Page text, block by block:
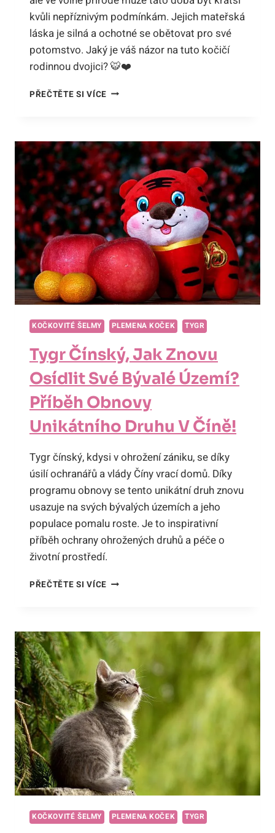
kvůli nepříznivým podmínkám. Jejich mateřská
láska je silná a ochotné se obětovat pro své
potomstvo. Jaký je váš názor na tuto kočičí
rodinnou dvojici? 🐯❤️
PŘEČTĚTE SI VÍCEJAK
MLÁĎATA?
PŘÍBĚH
MATEŘSKÉ
LÁSKY
MEZI
KOČIČÍMI
RODIČI!
KOČKOVITÉ ŠELMY PLEMENA KOČEK TYGR
Tygr Čínský, Jak Znovu
Osídlit Své Bývalé Území?
Příběh Obnovy
Unikátního Druhu V Číně!
Tygr čínský, kdysi v ohrožení zániku, se díky
úsilí ochranářů a vlády Číny vrací domů. Díky
programu obnovy se tento unikátní druh znovu
usazuje na svých bývalých územích a jeho
populace pomalu roste. Je to inspirativní
příběh ochrany ohrožených druhů a péče o
životní prostředí.
PŘEČTĚTE SI VÍCETYGR
OSÍDLIT
SVÉ
BÝVALÉ
ÚZEMÍ?
PŘÍBĚH
OBNOVY
UNIKÁTNÍHO
DRUHU
V
ČÍNĚ!
KOČKOVITÉ ŠELMY PLEMENA KOČEK TYGR